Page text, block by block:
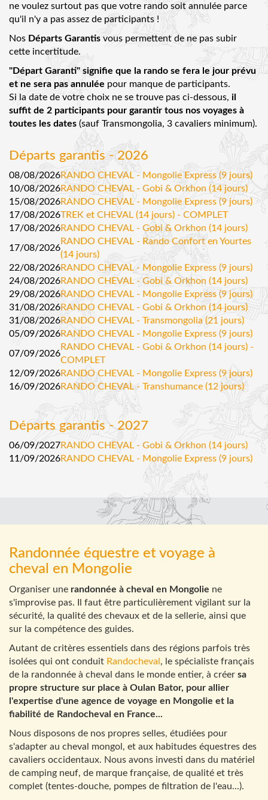
ne voulez surtout pas que votre rando soit annulée parce
qu'il n'y a pas assez de participants !
Nos Départs Garantis vous permettent de ne pas subir
cette incertitude.
"Départ Garanti" signifie que la rando se fera le jour prévu
et ne sera pas annulée pour manque de participants.
Si la date de votre choix ne se trouve pas ci-dessous, il
suffit de 2 participants pour garantir tous nos voyages à
toutes les dates (sauf Transmongolia, 3 cavaliers minimum).
Départs garantis - 2026
08/08/2026RANDO CHEVAL - Mongolie Express (9 jours)
10/08/2026RANDO CHEVAL - Gobi & Orkhon (14 jours)
15/08/2026RANDO CHEVAL - Mongolie Express (9 jours)
17/08/2026TREK et CHEVAL (14 jours) - COMPLET
17/08/2026RANDO CHEVAL - Gobi & Orkhon (14 jours)
17/08/2026
RANDO CHEVAL - Rando Confort en Yourtes
(14 jours)
22/08/2026RANDO CHEVAL - Mongolie Express (9 jours)
24/08/2026RANDO CHEVAL - Gobi & Orkhon (14 jours)
29/08/2026RANDO CHEVAL - Mongolie Express (9 jours)
31/08/2026RANDO CHEVAL - Gobi & Orkhon (14 jours)
31/08/2026RANDO CHEVAL - Transmongolia (21 jours)
05/09/2026RANDO CHEVAL - Mongolie Express (9 jours)
07/09/2026
RANDO CHEVAL - Gobi & Orkhon (14 jours) -
COMPLET
12/09/2026RANDO CHEVAL - Mongolie Express (9 jours)
16/09/2026RANDO CHEVAL - Transhumance (12 jours)
Départs garantis - 2027
06/09/2027RANDO CHEVAL - Gobi & Orkhon (14 jours)
11/09/2026RANDO CHEVAL - Mongolie Express (9 jours)
Randonnée équestre et voyage à
cheval en Mongolie
Organiser une randonnée à cheval en Mongolie ne
s'improvise pas. Il faut être particulièrement vigilant sur la
sécurité, la qualité des chevaux et de la sellerie, ainsi que
sur la compétence des guides.
Autant de critères essentiels dans des régions parfois très
isolées qui ont conduit Randocheval , le spécialiste français
de la randonnée à cheval dans le monde entier, à créer sa
propre structure sur place à Oulan Bator, pour allier
l'expertise d'une agence de voyage en Mongolie et la
fiabilité de Randocheval en France...
Nous disposons de nos propres selles, étudiées pour
s'adapter au cheval mongol, et aux habitudes équestres des
cavaliers occidentaux. Nous avons investi dans du matériel
de camping neuf, de marque française, de qualité et très
complet (tentes-douche, pompes de filtration de l'eau...).